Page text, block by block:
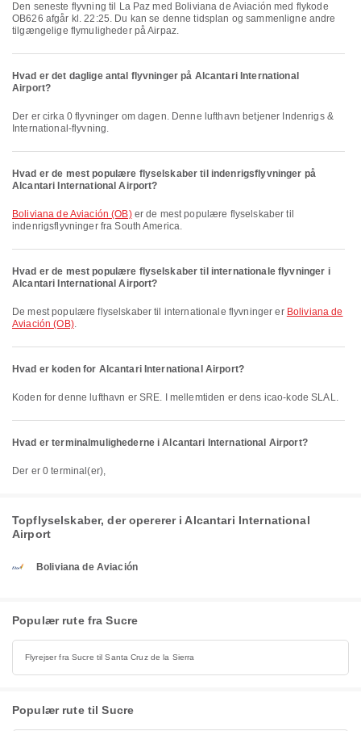
Den seneste flyvning til La Paz med Boliviana de Aviación med flykode
OB626 afgår kl. 22:25. Du kan se denne tidsplan og sammenligne andre
tilgængelige flymuligheder på Airpaz.
Hvad er det daglige antal flyvninger på Alcantari International
Airport?
Der er cirka 0 flyvninger om dagen. Denne lufthavn betjener Indenrigs &
International-flyvning.
Hvad er de mest populære flyselskaber til indenrigsflyvninger på
Alcantari International Airport?
Boliviana de Aviación (OB)er de mest populære flyselskaber til
indenrigsflyvninger fra South America.
Hvad er de mest populære flyselskaber til internationale flyvninger i
Alcantari International Airport?
De mest populære flyselskaber til internationale flyvninger er Boliviana de
Aviación (OB).
Hvad er koden for Alcantari International Airport?
Koden for denne lufthavn er SRE. I mellemtiden er dens icao-kode SLAL.
Hvad er terminalmulighederne i Alcantari International Airport?
Der er 0 terminal(er),
Topflyselskaber, der opererer i Alcantari International
Airport
Boliviana de Aviación
Populær rute fra Sucre
Flyrejser fra Sucre til Santa Cruz de la Sierra
Populær rute til Sucre